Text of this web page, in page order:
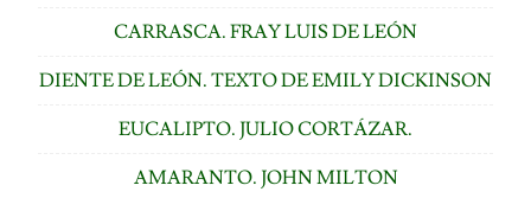
CARRASCA. FRAY LUIS DE LEÓN
DIENTE DE LEÓN. TEXTO DE EMILY DICKINSON
EUCALIPTO. JULIO CORTÁZAR.
AMARANTO. JOHN MILTON